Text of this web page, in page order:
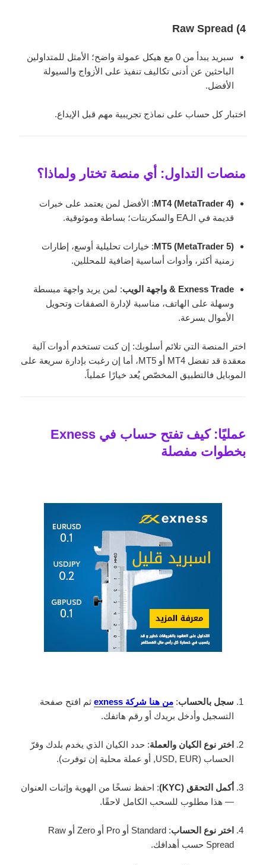
4) Raw Spread
سبريد يبدأ من 0 مع هيكل عمولة واضح؛ الأمثل للمتداولين
الباحثين عن أدنى تكاليف تنفيذ على الأزواج والسيولة
الأفضل.
اختبار كل حساب على نماذج تجريبية مهم قبل الإيداع.
منصات التداول: أي منصة تختار ولماذا؟
MT4 (MetaTrader 4): الأفضل لمن يعتمد على خبرات
قديمة في الـEA والسكربتات؛ بساطة وموثوقية.
MT5 (MetaTrader 5): خيارات تحليلية أوسع، إطارات
زمنية أكثر، وأدوات أساسية إضافية للمحللين.
Exness Trade & واجهة الويب
: لمن يريد واجهة مبسطة
وسهلة على الهاتف، مناسبة لإدارة الصفقات وتحويل
الأموال بسرعة.
اختر المنصة التي تلائم أسلوبك: إن كنت تستخدم أدوات آلية
معقدة قد تفضل MT4 أو MT5، أما إن رغبت بإدارة سريعة على
الموبايل فالتطبيق المخصّص يُعد خيارًا عملياً.
عمليًا: كيف تفتح حساب في Exness
بخطوات مفصلة
سجل بالحساب:من هنا شركة exness
ثم افتح صفحة
التسجيل وأدخل بريدك أو رقم هاتفك.
اختر نوع الكيان والعملة: حدد الكيان الذي يخدم بلدك وقرّ
الحساب (USD, EUR, أو عملة محلية إن توفرت).
أكمل التحقق (KYC)
: احفظ نسخًا من الهوية وإثبات العنوان
— هذا مطلوب للسحب الكامل لاحقًا.
اختر نوع الحساب
: Standard أو Pro أو Zero أو Raw
Spread حسب أهدافك.